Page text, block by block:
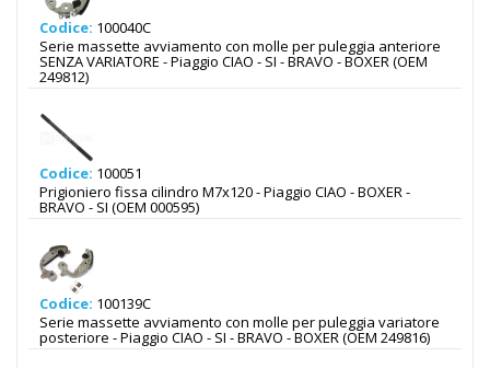
Codice: 100040C
Serie massette avviamento con molle per puleggia anteriore
SENZA VARIATORE - Piaggio CIAO - SI - BRAVO - BOXER (OEM
249812)
Codice: 100051
Prigioniero fissa cilindro M7x120 - Piaggio CIAO - BOXER -
BRAVO - SI (OEM 000595)
Codice: 100139C
Serie massette avviamento con molle per puleggia variatore
posteriore - Piaggio CIAO - SI - BRAVO - BOXER (OEM 249816)